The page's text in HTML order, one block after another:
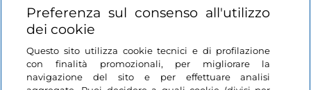
Login
Restiamo in contatto
Preferenza sul consenso all'utilizzo
dei cookie
Questo sito utilizza cookie tecnici e di profilazione
con finalità promozionali, per migliorare la
navigazione del sito e per effettuare analisi